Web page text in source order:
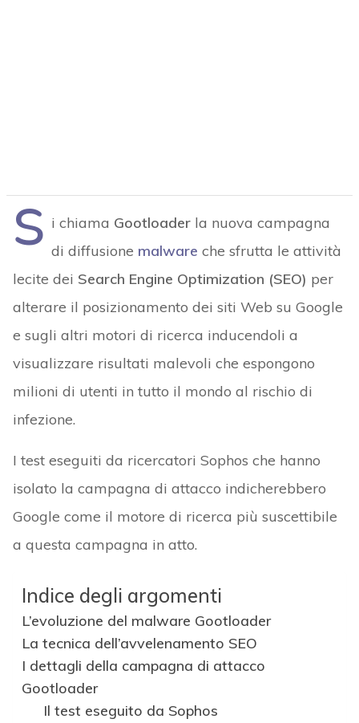
S i chiama Gootloaderla nuova campagna
di diffusione malware che sfrutta le attività
lecite dei Search Engine Optimization (SEO) per
alterare il posizionamento dei siti Web su Google
e sugli altri motori di ricerca inducendoli a
visualizzare risultati malevoli che espongono
milioni di utenti in tutto il mondo al rischio di
infezione.
I test eseguiti da ricercatori Sophos che hanno
isolato la campagna di attacco indicherebbero
Google come il motore di ricerca più suscettibile
a questa campagna in atto.
Indice degli argomenti
L’evoluzione del malware Gootloader
La tecnica dell’avvelenamento SEO
I dettagli della campagna di attacco
Gootloader
Il test eseguito da Sophos